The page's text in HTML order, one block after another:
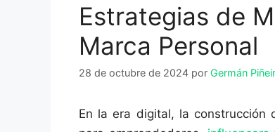
Estrategias de
Marca Personal
28 de octubre de 2024 por Germán
En la era digital, la construcción